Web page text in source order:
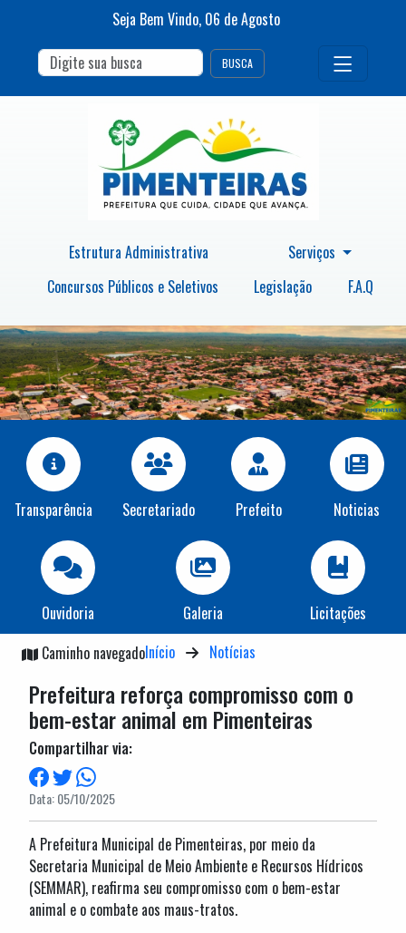
Seja Bem Vindo, 06 deAgosto
BUSCA
Estrutura Administrativa
Serviços
Concursos Públicos e Seletivos
Legislação F.A.Q
Transparência Secretariado Prefeito Noticias
Ouvidoria Galeria
Licitações
Caminho navegadoInício Notícias
Prefeitura reforça compromisso com o
bem-estar animal em Pimenteiras
Compartilhar via:
Data: 05/10/2025
A Prefeitura Municipal de Pimenteiras, por meio da
Secretaria Municipal de Meio Ambiente e Recursos Hídricos
(SEMMAR), reafirma seu compromisso com o bem-estar
animal e o combate aos maus-tratos.